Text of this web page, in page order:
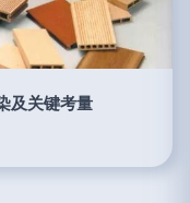
及关键考量